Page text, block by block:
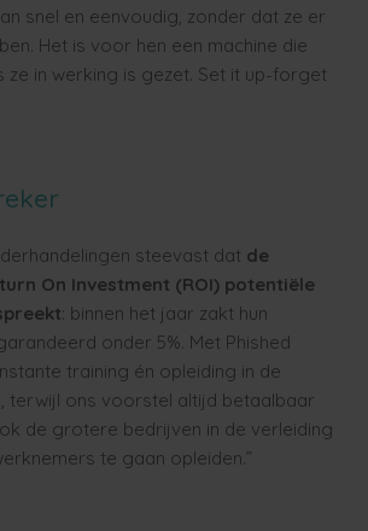
snel en eenvoudig, zonder dat ze er
Het is voor hen een machine die
ze in werking is gezet. Set it up-forget
steevast dat de
On Investment (ROI) potentiële
: binnen het jaar zakt hun
onder 5%. Met Phished
training én opleiding in de
terwijl ons voorstel altijd betaalbaar
de grotere bedrijven in de verleiding
te gaan opleiden.”